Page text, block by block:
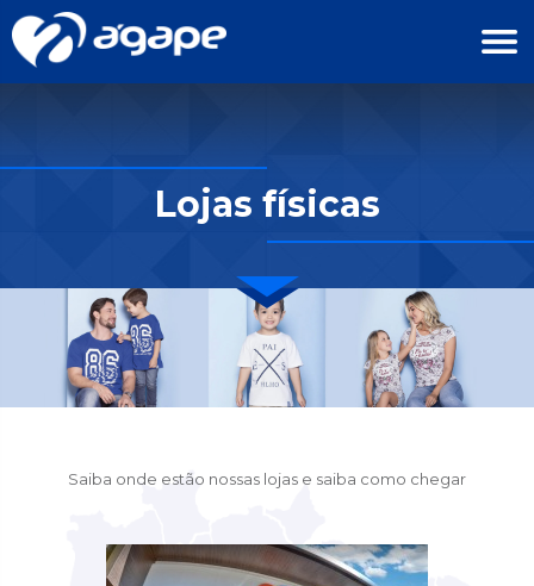
Lojas físicas
Saiba onde estão nossas lojas e saiba como chegar